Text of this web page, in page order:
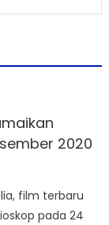
2020
film terbaru
pada 24